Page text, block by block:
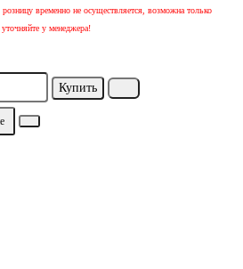
временно не осуществляется, возможна только
у менеджера!
Купить